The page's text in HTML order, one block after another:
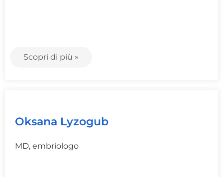
Scopri di più »
Oksana Lyzogub
MD, embriologo